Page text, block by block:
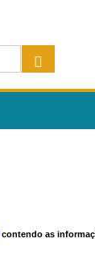
contendo as